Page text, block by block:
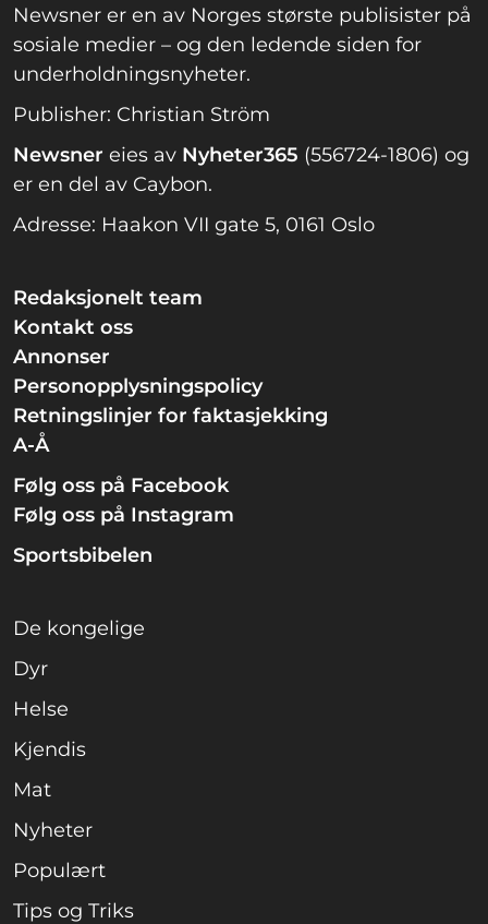
Newsner er en av Norges største publisister på
sosiale medier – og den ledende siden for
underholdningsnyheter.
Publisher: Christian Ström
Newsner eies av Nyheter365 (556724-1806) og
er en del av Caybon.
Adresse: Haakon VII gate 5, 0161 Oslo
Redaksjonelt team
Kontakt oss
Annonser
Personopplysningspolicy
Retningslinjer for faktasjekking
A-Å
Følg oss på Facebook
Følg oss på Instagram
Sportsbibelen
De kongelige
Dyr
Helse
Kjendis
Mat
Nyheter
Populært
Tips og Triks